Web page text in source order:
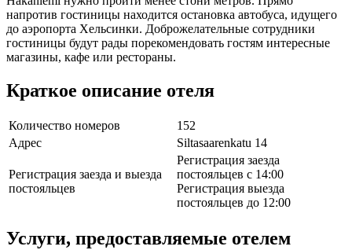
напротив гостиницы находится остановка автобуса, идущего
до аэропорта Хельсинки. Доброжелательные сотрудники
гостиницы будут рады порекомендовать гостям интересные
магазины, кафе или рестораны.
Краткое описание отеля
Количество номеров
152
Адрес
Siltasaarenkatu 14
Регистрация заезда и выезда
постояльцев
Регистрация заезда
постояльцев с 14:00
Регистрация выезда
постояльцев до 12:00
Услуги, предоставляемые отелем